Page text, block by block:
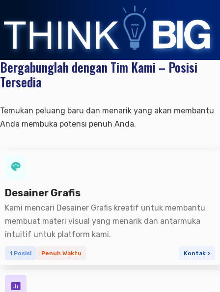
Program PMS - Hotel
Mesin Pemesanan
Manajemen Pendapatan
Pemasaran & Situs Web
Pemasaran
Perhotelan
Sewa Liburan
Pembaruan & Paket
Kemitraan & Dukungan
Mitigra Kami
Reseller Resmi
Semua Sumber Daya
Alat & Panduan
Dukungan Pelanggan
Distribusi Pemesanan
Laporan & Pembaruan
Pemberitahuan & Peningkatan
Tentang Kami
Tim Kami
Klien & Karir
Ulasan
Ulasan Pelanggan
Penjualan
Masuk
Permintaan Demo
Bergabunglah dengan Tim Kami – Posisi
Tersedia
Temukan peluang baru dan menarik yang akan membantu
Anda membuka potensi penuh Anda.
Desainer Grafis
Kami mencari Desainer Grafis kreatif untuk membantu
membuat materi visual yang menarik dan antarmuka
intuitif untuk platform kami.
1 Posisi Penuh Waktu Kontak >